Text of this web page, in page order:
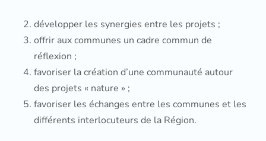
développer les synergies entre les projets ;
offrir aux communes un cadre commun de
réflexion ;
favoriser la création d’une communauté autour
des projets « nature » ;
favoriser les échanges entre les communes et les
différents interlocuteurs de la Région.